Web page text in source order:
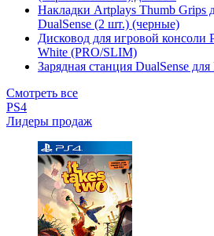
Накладки Artplays Thumb Grips
DualSense (2 шт.) (черные)
Дисковод для игровой консоли
White (PRO/SLIM)
Зарядная станция DualSense для
Смотреть все
PS4
Лидеры продаж